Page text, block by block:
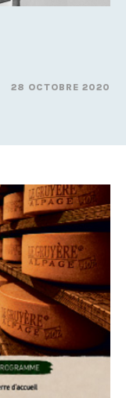
28 OCTOBRE 2020